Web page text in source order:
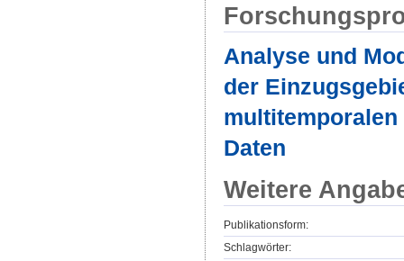
Analyse und
der
Daten
Weitere
Publikationsform:
Schlagwörter: